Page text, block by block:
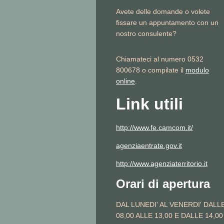
Avete delle domande o volete
fissare un appuntamento con un
nostro consulente?
Chiamateci al numero 0532
800678 o compilate il modulo
online
Link utili
http://www.fe.camcom.it/
agenziaentrate.gov.it
http://www.agenziaterritorio.it
Orari di apertura
DAL LUNEDI' AL VENERDI'
08,00 ALLE 13,00 E DALLE 14,00